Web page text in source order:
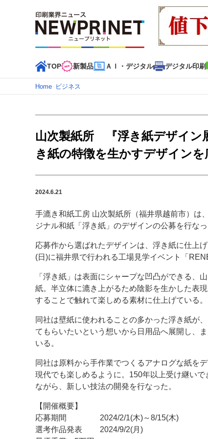
TOP 新製品 ＡＩ・デジタル デジタル印刷
インデックス
TOP 新着記事 特集記事 動画コンテ
カテゴリー一覧
新商品 新製品 ＡＩ・デジタル デジタル印刷
特集記事カテゴリー一覧
特集・デジタル印刷 ～ 新成長軌道を描く
案内
発刊案内 JFPI印刷用語集 印刷機材年鑑
運営
会社案内 購読・購入申し込み サイトポ
Home–ビジネス
山次製紙所 『浮き紙デザイン
き紙の特徴を生かすデザイン
2024.6.21
手漉き和紙工房 山次製紙所（福井県越前市）は
ジナル和紙「浮き紙」のデザインの公募を行なっ
応募作から選ばれたデザインは、浮き紙に仕上
(日)に福井県で行われる工場見学イベント「
「浮き紙」は表面にシャープな凹凸ができる、
紙。半立体に漉き上がるため陰影を生かした表
することで触れて楽しめる素材に仕上げている。
同社は壁紙に使われることの多かった浮き紙が
てもらいたいという想いから日用品へ展開し、
いる。
同社は原料から手作業でつくるアナログな紙を
現代でも楽しめるように。150年以上受け継い
ながら、新しい技法の開発を行なった。
【開催概要】
応募期間 2024/2/1(木)～8/15(木)
選考作品発表 2024/9/2(月)